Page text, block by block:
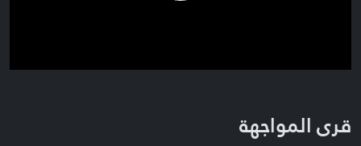
قرى المواجهة